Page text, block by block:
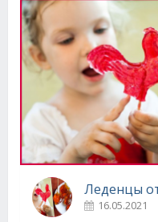
16.05.2021